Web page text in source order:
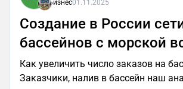
Бизнес01.11.2025
Создание в России
бассейнов с морской
Как увеличить число заказов на
Заказчики, налив в бассейн наш